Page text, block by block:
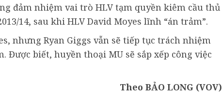
đảm nhiệm vai trò HLV tạm quyền kiêm cầu thủ
14, sau khi HLV David Moyes lĩnh “án trảm”.
nhưng Ryan Giggs vẫn sẽ tiếp tục trách nhiệm
Được biết, huyền thoại MU sẽ sắp xếp công việc
Theo BẢO LONG (VOV)